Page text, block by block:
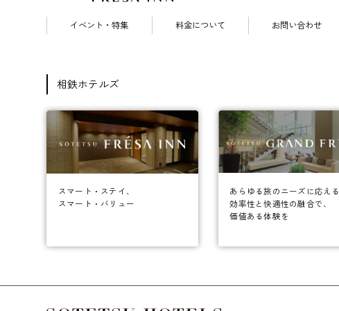
イベント・特集 料金について お問い合わせ
相鉄ホテルズ
スマート・ステイ、
スマート・バリュー
あらゆる旅のニーズに応える
効率性と快適性の融合で、
価値ある体験を